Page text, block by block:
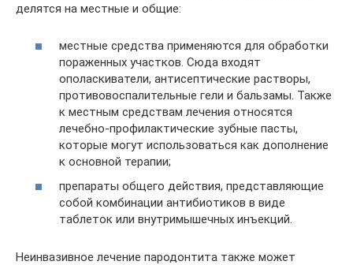
делятся на местные и общие:
местные средства применяются для обработки
пораженных участков. Сюда входят
ополаскиватели, антисептические растворы,
противовоспалительные гели и бальзамы. Также
к местным средствам лечения относятся
лечебно-профилактические зубные пасты,
которые могут использоваться как дополнение
к основной терапии;
препараты общего действия, представляющие
собой комбинации антибиотиков в виде
таблеток или внутримышечных инъекций.
Неинвазивное лечение пародонтита также может